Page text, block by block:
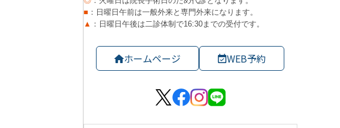
ホームページ WEB予約